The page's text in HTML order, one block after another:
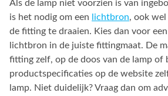
Als de lamp niet voorzien is van
is het nodig om een lichtbron, ook
de fitting te draaien. Kies dan voor
lichtbron in de juiste fittingmaat. De
fitting zelf, op de doos van de lamp of
productspecificaties op de website
lamp. Niet duidelijk? Vraag dan om